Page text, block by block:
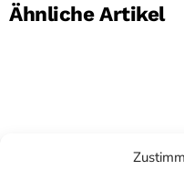
Ähnliche Artikel